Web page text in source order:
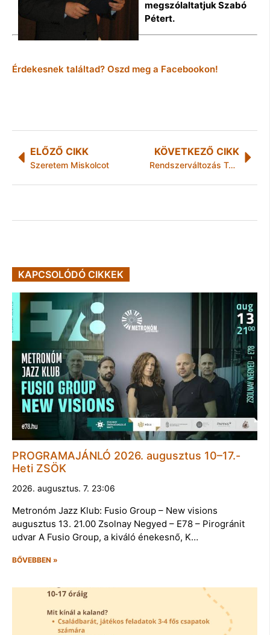
megszólaltatjuk Szabó
Pétert.
Érdekesnek találtad? Oszd meg a Facebookon!
ELŐZŐ CIKK
Szeretem Miskolcot
KÖVETKEZŐ CIKK
Rendszerváltozás Tokaj Hegyalján
KAPCSOLÓDÓ CIKKEK
PROGRAMAJÁNLÓ 2026. augusztus 10–17.-
Heti ZSÖK
2026. augusztus. 7. 23:06
Metronóm Jazz Klub: Fusio Group – New visions
augusztus 13. 21.00 Zsolnay Negyed – E78 – Pirogránit
udvar A Fusio Group, a kiváló énekesnő, K…
BŐVEBBEN »